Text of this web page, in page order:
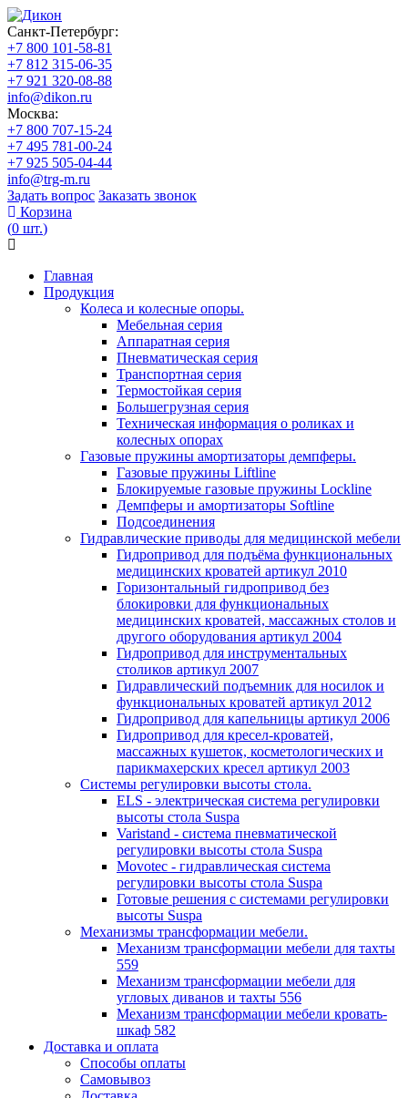
Санкт-Петербург:
+7 800 101-58-81
+7 812 315-06-35
+7 921 320-08-88
info@dikon.ru
Москва:
+7 800 707-15-24
+7 495 781-00-24
+7 925 505-04-44
info@trg-m.ru
Задать вопрос Заказать звонок
Корзина
(0 шт.)
Главная
Продукция
Колеса и колесные опоры.
Мебельная серия
Аппаратная серия
Пневматическая серия
Транспортная серия
Термостойкая серия
Большегрузная серия
Техническая информация о роликах и
колесных опорах
Газовые пружины амортизаторы демпферы.
Газовые пружины Liftline
Блокируемые газовые пружины Lockline
Демпферы и амортизаторы Softline
Подсоединения
Гидравлические приводы для медицинской мебели
Гидропривод для подъёма функциональных
медицинских кроватей артикул 2010
Горизонтальный гидропривод без
блокировки для функциональных
медицинских кроватей, массажных столов и
другого оборудования артикул 2004
Гидропривод для инструментальных
столиков артикул 2007
Гидравлический подъемник для носилок и
функциональных кроватей артикул 2012
Гидропривод для капельницы артикул 2006
Гидропривод для кресел-кроватей,
массажных кушеток, косметологических и
парикмахерских кресел артикул 2003
Системы регулировки высоты стола.
ELS - электрическая система регулировки
высоты стола Suspa
Varistand - система пневматической
регулировки высоты стола Suspa
Movotec - гидравлическая система
регулировки высоты стола Suspa
Готовые решения с системами регулировки
высоты Suspa
Механизмы трансформации мебели.
Механизм трансформации мебели для тахты
559
Механизм трансформации мебели для
угловых диванов и тахты 556
Механизм трансформации мебели кровать-
шкаф 582
Доставка и оплата
Способы оплаты
Самовывоз